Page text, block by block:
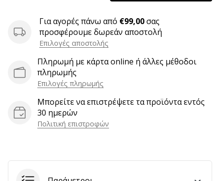
Εμφάνιση
όλων
των
Για αγορές πάνω από €99,00σας
προσφέρουμε δωρεάν αποστολή
Επιλογές αποστολής
Πληρωμή με κάρτα online ή άλλες μέθοδοι
πληρωμής
Επιλογές πληρωμής
Μπορείτε να επιστρέψετε τα προϊόντα εντός
30 ημερών
Πολιτική επιστροφών